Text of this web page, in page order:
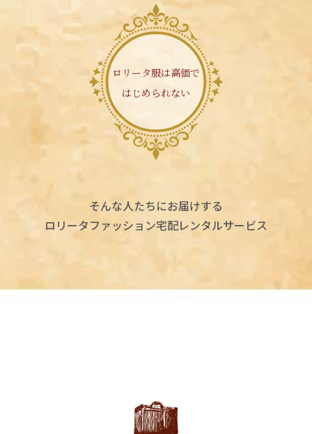
ロリータ服は高価で
はじめられない
そんな人たちにお届けする
ロリータファッション宅配レンタルサービス